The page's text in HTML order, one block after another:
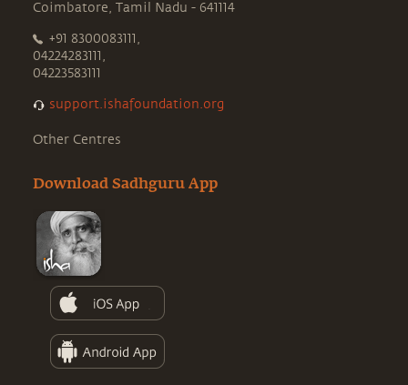
Coimbatore, Tamil Nadu - 641114
+91 8300083111,
04224283111,
04223583111
support.ishafoundation.org
Other Centres
Download Sadhguru App